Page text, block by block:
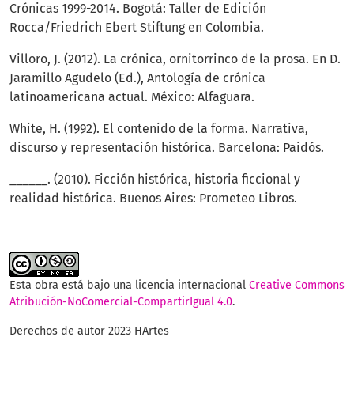
Crónicas 1999-2014. Bogotá: Taller de Edición
Rocca/Friedrich Ebert Stiftung en Colombia.
Villoro, J. (2012). La crónica, ornitorrinco de la prosa. En D.
Jaramillo Agudelo (Ed.), Antología de crónica
latinoamericana actual. México: Alfaguara.
White, H. (1992). El contenido de la forma. Narrativa,
discurso y representación histórica. Barcelona: Paidós.
______. (2010). Ficción histórica, historia ficcional y
realidad histórica. Buenos Aires: Prometeo Libros.
Esta obra está bajo una licencia internacional Creative Commons
Atribución-NoComercial-CompartirIgual 4.0.
Derechos de autor 2023 HArtes